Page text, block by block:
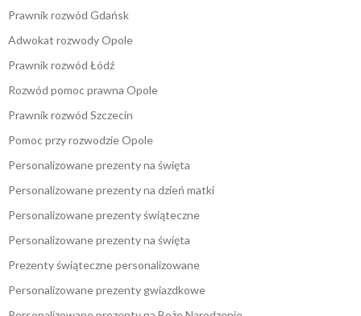
Prawnik rozwód Gdańsk
Adwokat rozwody Opole
Prawnik rozwód Łódź
Rozwód pomoc prawna Opole
Prawnik rozwód Szczecin
Pomoc przy rozwodzie Opole
Personalizowane prezenty na święta
Personalizowane prezenty na dzień matki
Personalizowane prezenty świąteczne
Personalizowane prezenty na święta
Prezenty świąteczne personalizowane
Personalizowane prezenty gwiazdkowe